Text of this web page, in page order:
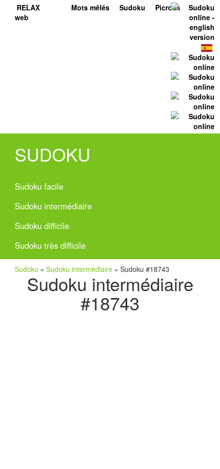
RELAX
web
Mots mêlés Sudoku Picross
SUDOKU
Sudoku facile
Sudoku intermédiaire
Sudoku difficile
Sudoku très difficile
Sudoku » Sudoku intermédiaire » Sudoku #18743
Sudoku intermédiaire
#18743